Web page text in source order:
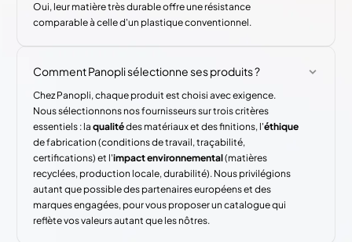
Oui, leur matière très durable offre une résistance
comparable à celle d'un plastique conventionnel.
Comment Panopli sélectionne ses produits ?
Chez Panopli, chaque produit est choisi avec exigence.
Nous sélectionnons nos fournisseurs sur trois critères
essentiels : laqualitédes matériaux et des finitions, l'éthique
de fabrication (conditions de travail, traçabilité,
certifications) et l'impact environnemental(matières
recyclées, production locale, durabilité). Nous privilégions
autant que possible des partenaires européens et des
marques engagées, pour vous proposer un catalogue qui
reflète vos valeurs autant que les nôtres.